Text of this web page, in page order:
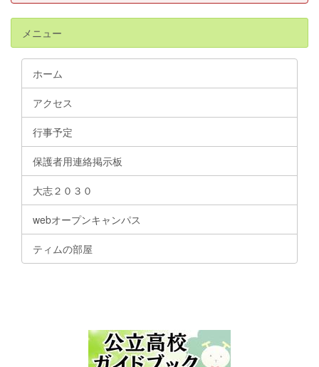
メニュー
ホーム
アクセス
行事予定
保護者用連絡掲示板
大志２０３０
webオープンキャンパス
ティムの部屋